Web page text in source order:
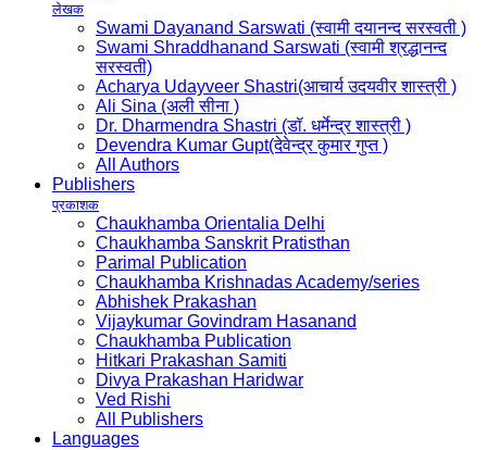
लेखक
Swami Dayanand Sarswati (स्वामी दयानन्द सरस्वती )
Swami Shraddhanand Sarswati (स्वामी श्रद्धानन्द
सरस्वती)
Acharya Udayveer Shastri(आचार्य उदयवीर शास्त्री )
Ali Sina (अली सीना )
Dr. Dharmendra Shastri (डॉ. धर्मेन्द्र शास्त्री )
Devendra Kumar Gupt(देवेन्द्र कुमार गुप्त )
All Authors
Publishers
प्रकाशक
Chaukhamba Orientalia Delhi
Chaukhamba Sanskrit Pratisthan
Parimal Publication
Chaukhamba Krishnadas Academy/series
Abhishek Prakashan
Vijaykumar Govindram Hasanand
Chaukhamba Publication
Hitkari Prakashan Samiti
Divya Prakashan Haridwar
Ved Rishi
All Publishers
Languages